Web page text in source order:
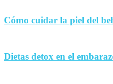
Cómo cuidar la piel del
Dietas detox en el